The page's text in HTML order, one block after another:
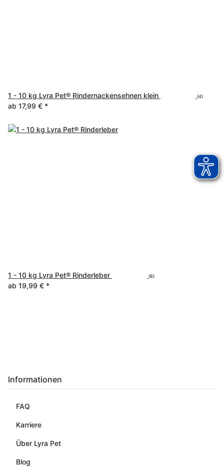
1 - 10 kg Lyra Pet® Rindernackensehnen klein (4)
ab 17,99 € *
1 - 10 kg Lyra Pet® Rinderleber (8)
ab 19,99 € *
Informationen
FAQ
Karriere
Über Lyra Pet
Blog